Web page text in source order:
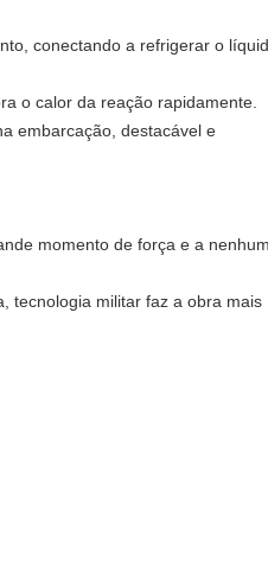
conectando a refrigerar o
o calor da reação rapidamente.
embarcação, destacável e
momento de força e a
tecnologia militar faz a obra mais